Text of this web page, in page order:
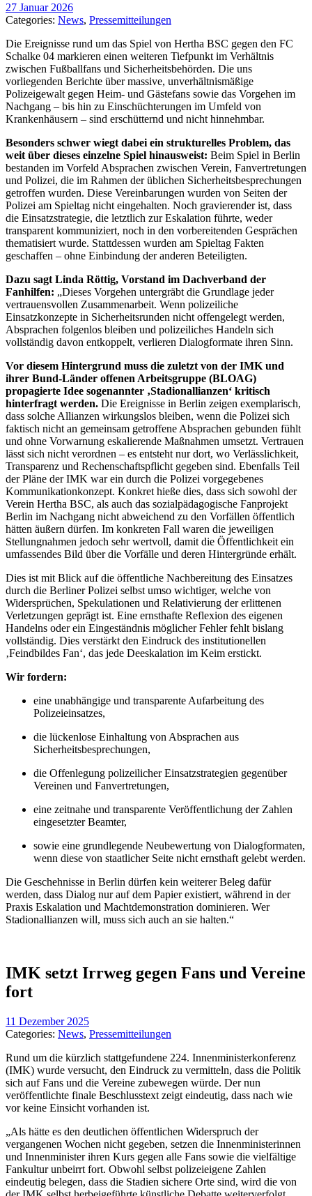
27 Januar 2026
Categories: News, Pressemitteilungen
Die Ereignisse rund um das Spiel von Hertha BSC gegen den FC
Schalke 04 markieren einen weiteren Tiefpunkt im Verhältnis
zwischen Fußballfans und Sicherheitsbehörden. Die uns
vorliegenden Berichte über massive, unverhältnismäßige
Polizeigewalt gegen Heim- und Gästefans sowie das Vorgehen im
Nachgang – bis hin zu Einschüchterungen im Umfeld von
Krankenhäusern – sind erschütternd und nicht hinnehmbar.
Besonders schwer wiegt dabei ein strukturelles Problem, das
weit über dieses einzelne Spiel hinausweist: Beim Spiel in Berlin
bestanden im Vorfeld Absprachen zwischen Verein, Fanvertretungen
und Polizei, die im Rahmen der üblichen Sicherheitsbesprechungen
getroffen wurden. Diese Vereinbarungen wurden von Seiten der
Polizei am Spieltag nicht eingehalten. Noch gravierender ist, dass
die Einsatzstrategie, die letztlich zur Eskalation führte, weder
transparent kommuniziert, noch in den vorbereitenden Gesprächen
thematisiert wurde. Stattdessen wurden am Spieltag Fakten
geschaffen – ohne Einbindung der anderen Beteiligten.
Dazu sagt Linda Röttig, Vorstand im Dachverband der
Fanhilfen: „Dieses Vorgehen untergräbt die Grundlage jeder
vertrauensvollen Zusammenarbeit. Wenn polizeiliche
Einsatzkonzepte in Sicherheitsrunden nicht offengelegt werden,
Absprachen folgenlos bleiben und polizeiliches Handeln sich
vollständig davon entkoppelt, verlieren Dialogformate ihren Sinn.
Vor diesem Hintergrund muss die zuletzt von der IMK und
ihrer Bund-Länder offenen Arbeitsgruppe (BLOAG)
propagierte Idee sogenannter ‚Stadionallianzen‘ kritisch
hinterfragt werden. Die Ereignisse in Berlin zeigen exemplarisch,
dass solche Allianzen wirkungslos bleiben, wenn die Polizei sich
faktisch nicht an gemeinsam getroffene Absprachen gebunden fühlt
und ohne Vorwarnung eskalierende Maßnahmen umsetzt. Vertrauen
lässt sich nicht verordnen – es entsteht nur dort, wo Verlässlichkeit,
Transparenz und Rechenschaftspflicht gegeben sind. Ebenfalls Teil
der Pläne der IMK war ein durch die Polizei vorgegebenes
Kommunikationkonzept. Konkret hieße dies, dass sich sowohl der
Verein Hertha BSC, als auch das sozialpädagogische Fanprojekt
Berlin im Nachgang nicht abweichend zu den Vorfällen öffentlich
hätten äußern dürfen. Im konkreten Fall waren die jeweiligen
Stellungnahmen jedoch sehr wertvoll, damit die Öffentlichkeit ein
umfassendes Bild über die Vorfälle und deren Hintergründe erhält.
Dies ist mit Blick auf die öffentliche Nachbereitung des Einsatzes
durch die Berliner Polizei selbst umso wichtiger, welche von
Widersprüchen, Spekulationen und Relativierung der erlittenen
Verletzungen geprägt ist. Eine ernsthafte Reflexion des eigenen
Handelns oder ein Eingeständnis möglicher Fehler fehlt bislang
vollständig. Dies verstärkt den Eindruck des institutionellen
‚Feindbildes Fan‘, das jede Deeskalation im Keim erstickt.
Wir fordern:
eine unabhängige und transparente Aufarbeitung des
Polizeieinsatzes,
die lückenlose Einhaltung von Absprachen aus
Sicherheitsbesprechungen,
die Offenlegung polizeilicher Einsatzstrategien gegenüber
Vereinen und Fanvertretungen,
eine zeitnahe und transparente Veröffentlichung der Zahlen
eingesetzter Beamter,
sowie eine grundlegende Neubewertung von Dialogformaten,
wenn diese von staatlicher Seite nicht ernsthaft gelebt werden.
Die Geschehnisse in Berlin dürfen kein weiterer Beleg dafür
werden, dass Dialog nur auf dem Papier existiert, während in der
Praxis Eskalation und Machtdemonstration dominieren. Wer
Stadionallianzen will, muss sich auch an sie halten.“
IMK setzt Irrweg gegen Fans und Vereine
fort
11 Dezember 2025
Categories: News, Pressemitteilungen
Rund um die kürzlich stattgefundene 224. Innenministerkonferenz
(IMK) wurde versucht, den Eindruck zu vermitteln, dass die Politik
sich auf Fans und die Vereine zubewegen würde. Der nun
veröffentlichte finale Beschlusstext zeigt eindeutig, dass nach wie
vor keine Einsicht vorhanden ist.
„Als hätte es den deutlichen öffentlichen Widerspruch der
vergangenen Wochen nicht gegeben, setzen die Innenministerinnen
und Innenminister ihren Kurs gegen alle Fans sowie die vielfältige
Fankultur unbeirrt fort. Obwohl selbst polizeieigene Zahlen
eindeutig belegen, dass die Stadien sichere Orte sind, wird die von